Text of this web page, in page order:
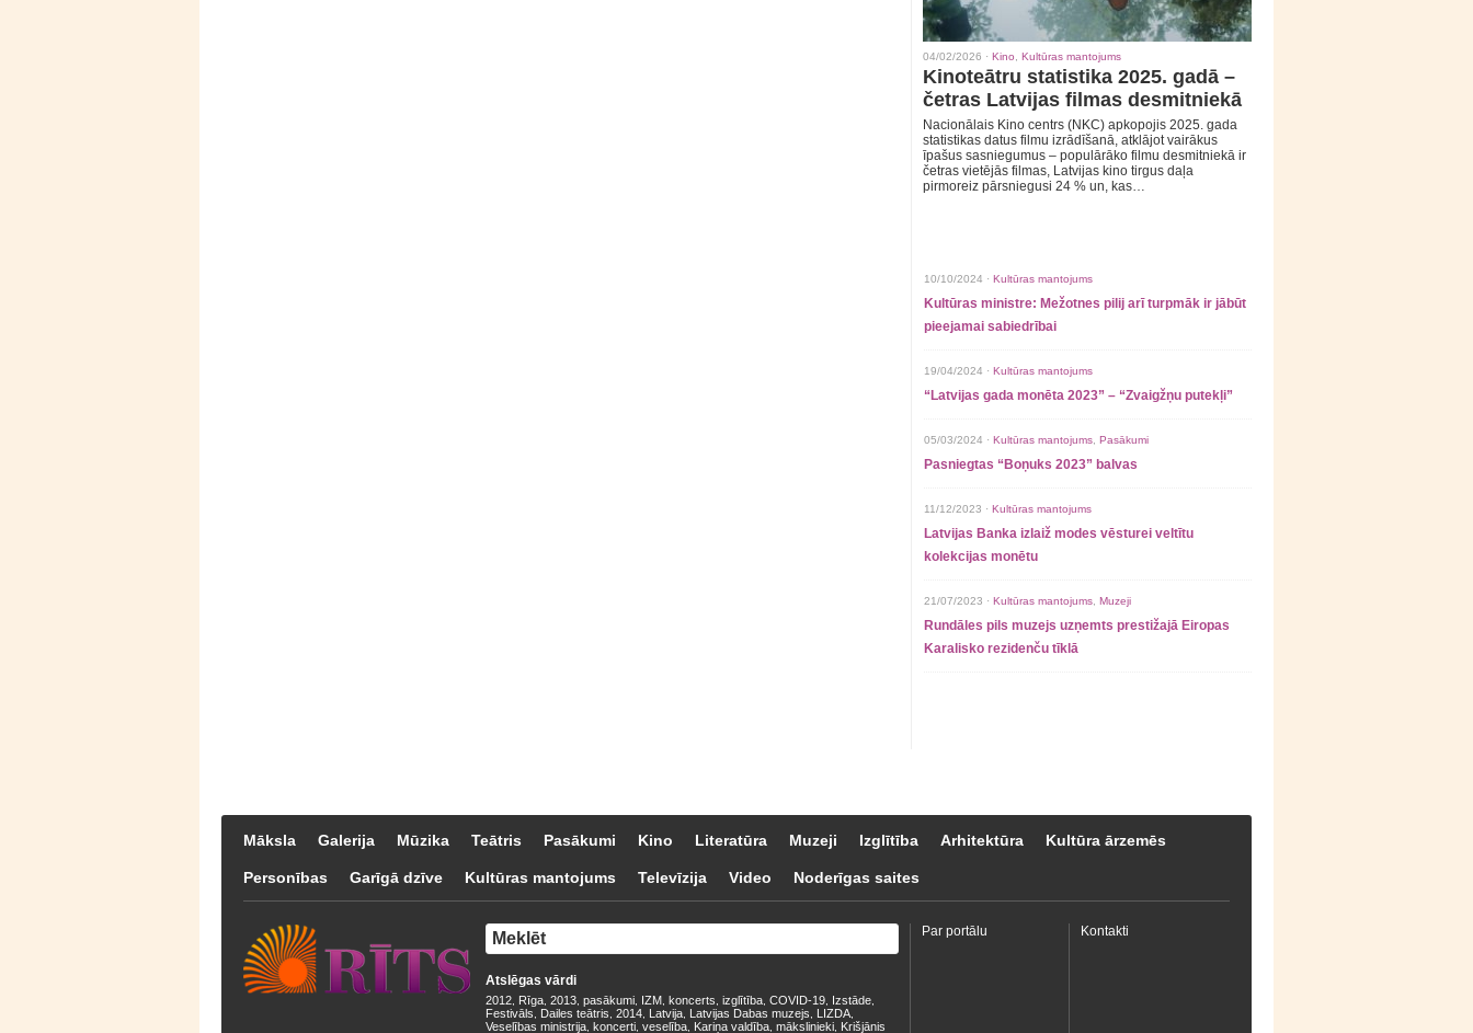
04/02/2026 · Kino Kultūras mantojums
Kinoteātru statistika 2025. gadā –
četras Latvijas filmas desmitniekā
Nacionālais Kino centrs (NKC) apkopojis 2025. gada
statistikas datus filmu izrādīšanā, atklājot vairākus
īpašus sasniegumus – populārāko filmu desmitniekā ir
četras vietējās filmas, Latvijas kino tirgus daļa
pirmoreiz pārsniegusi 24 % un, kas…
10/10/2024 · Kultūras mantojums
Kultūras ministre: Mežotnes pilij arī turpmāk ir jābūt
pieejamai sabiedrībai
19/04/2024 · Kultūras mantojums
“Latvijas gada monēta 2023” – “Zvaigžņu putekļi”
05/03/2024 · Kultūras mantojums Pasākumi
Pasniegtas “Boņuks 2023” balvas
11/12/2023 · Kultūras mantojums
Latvijas Banka izlaiž modes vēsturei veltītu
kolekcijas monētu
21/07/2023 · Kultūras mantojums Muzeji
Rundāles pils muzejs uzņemts prestižajā Eiropas
Karalisko rezidenču tīklā
Māksla Galerija Mūzika Teātris Pasākumi Kino Literatūra Muzeji Izglītība Arhitektūra Kultūra ārzemēs
Personības Garīgā dzīve Kultūras mantojums Televīzija Video Noderīgas saites
Atslēgas vārdi
2012 Rīga 2013 pasākumi IZM koncerts izglītība COVID-19 Izstāde
Festivāls Dailes teātris 2014 Latvija Latvijas Dabas muzejs LIZDA
Veselības ministrija koncerti veselība Kariņa valdība mākslinieki Krišjānis
Par portālu Kontakti